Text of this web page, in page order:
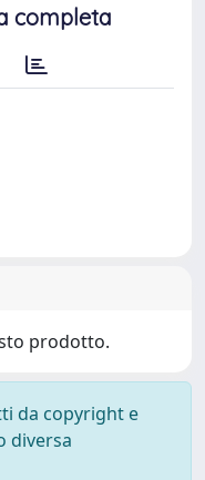
completa
prodotto.
da copyright e
diversa